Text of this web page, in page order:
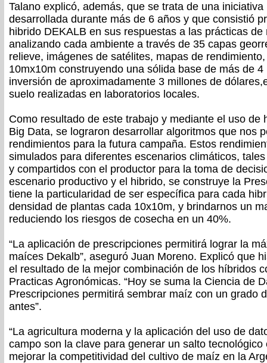
Talano explicó, además, que se trata de una
desarrollada durante más de 6 años y que consistió
hibrido DEKALB en sus respuestas a las prácticas
analizando cada ambiente a través de 35 capas
relieve, imágenes de satélites, mapas de
10mx10m construyendo una sólida base de más de
inversión de aproximadamente 3 millones de
suelo realizadas en laboratorios locales.
Como resultado de este trabajo y mediante el uso de
Big Data, se lograron desarrollar algoritmos que nos
rendimientos para la futura campaña. Estos
simulados para diferentes escenarios climáticos,
y compartidos con el productor para la toma de
escenario productivo y el hibrido, se construye la
tiene la particularidad de ser específica para cada
densidad de plantas cada 10x10m, y brindarnos un
reduciendo los riesgos de cosecha en un 40%.
“La aplicación de prescripciones permitirá lograr la
maíces Dekalb”, aseguró Juan Moreno. Explicó que
el resultado de la mejor combinación de los híbridos
Practicas Agronómicas. “Hoy se suma la Ciencia de
Prescripciones permitirá sembrar maíz con un grado
antes”.
“La agricultura moderna y la aplicación del uso de
campo son la clave para generar un salto
mejorar la competitividad del cultivo de maíz en la